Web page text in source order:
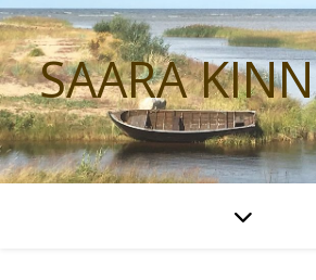
SAARA